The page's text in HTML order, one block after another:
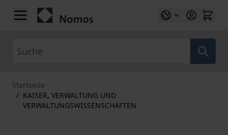
Zum Inhalt springen
Startseite
/ KAISER, VERWALTUNG UND
VERWALTUNGSWISSENSCHAFTEN